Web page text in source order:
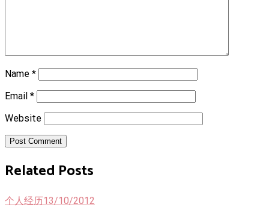
Name *
Email *
Website
Post Comment
Related Posts
个人经历13/10/2012